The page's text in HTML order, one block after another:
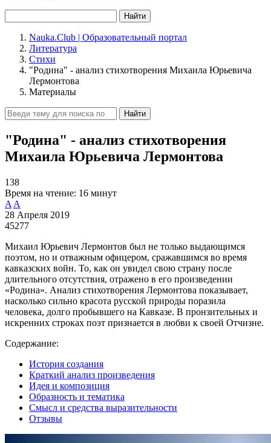
Найти
Nauka.Club | Образовательный портал
Литература
Стихи
"Родина" - анализ стихотворения Михаила Юрьевича
Лермонтова
Материалы
Найти
"Родина" - анализ стихотворения
Михаила Юрьевича Лермонтова
138
Время на чтение: 16 минут
A A
28 Апреля 2019
45277
Михаил Юрьевич Лермонтов был не только выдающимся
поэтом, но и отважным офицером, сражавшимся во время
кавказских войн. То, как он увидел свою страну после
длительного отсутствия, отражено в его произведении
«Родина». Анализ стихотворения Лермонтова показывает,
насколько сильно красота русской природы поразила
человека, долго пробывшего на Кавказе. В пронзительных и
искренних строках поэт признается в любви к своей Отчизне.
Содержание:
История создания
Краткий анализ произведения
Идея и композиция
Образность и тематика
Смысл и средства выразительности
Отзывы